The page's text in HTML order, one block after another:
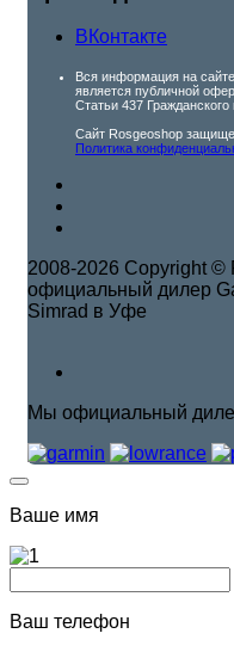
ВКонтакте
Вся информация на
является публичной
Статьи 437
Сайт Rosgeoshop
Политика
2008-2026 Copyright ©
официальный дилер
Simrad в Уфе
Мы официальный
Ваше имя
Ваш телефон